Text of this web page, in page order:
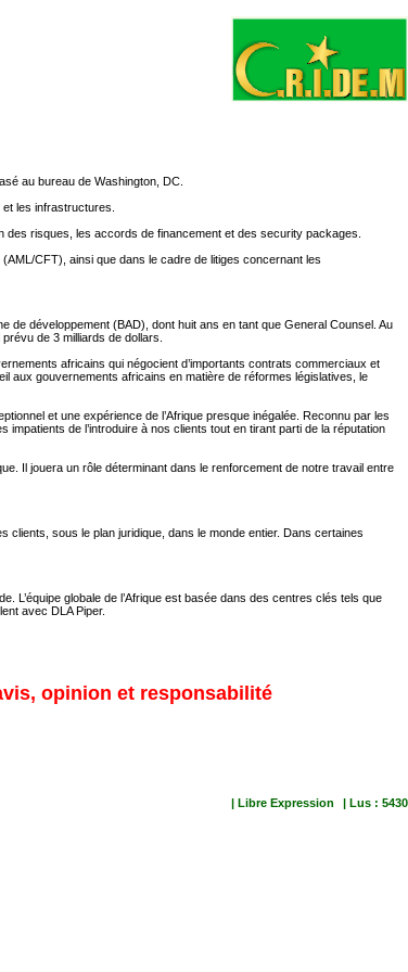
au bureau de Washington, DC.
les infrastructures.
des risques, les accords de financement et des security packages.
CFT), ainsi que dans le cadre de litiges concernant les
de développement (BAD), dont huit ans en tant que General Counsel. Au
de 3 milliards de dollars.
africains qui négocient d’importants contrats commerciaux et
aux gouvernements africains en matière de réformes législatives, le
et une expérience de l’Afrique presque inégalée. Reconnu par les
de l’introduire à nos clients tout en tirant parti de la réputation
Il jouera un rôle déterminant dans le renforcement de notre travail entre
clients, sous le plan juridique, dans le monde entier. Dans certaines
L’équipe globale de l’Afrique est basée dans des centres clés tels que
avec DLA Piper.
opinion et responsabilité
| Libre Expression
| Lus : 5430